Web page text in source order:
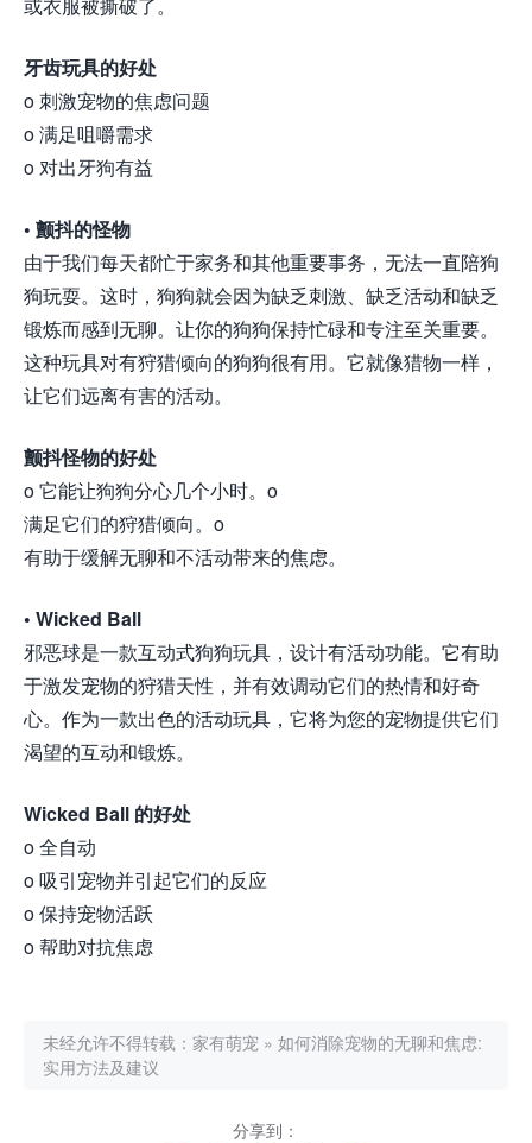
牙齿玩具的好处
o 刺激宠物的焦虑问题
o 满足咀嚼需求
o 对出牙狗有益
• 颤抖的怪物
由于我们每天都忙于家务和其他重要事务，无法一直陪狗
狗玩耍。这时，狗狗就会因为缺乏刺激、缺乏活动和缺乏
锻炼而感到无聊。让你的狗狗保持忙碌和专注至关重要。
这种玩具对有狩猎倾向的狗狗很有用。它就像猎物一样，
让它们远离有害的活动。
颤抖怪物的好处
o 它能让狗狗分心几个小时。o
满足它们的狩猎倾向。o
有助于缓解无聊和不活动带来的焦虑。
• Wicked Ball
邪恶球是一款互动式狗狗玩具，设计有活动功能。它有助
于激发宠物的狩猎天性，并有效调动它们的热情和好奇
心。作为一款出色的活动玩具，它将为您的宠物提供它们
渴望的互动和锻炼。
Wicked Ball 的好处
o 全自动
o 吸引宠物并引起它们的反应
o 保持宠物活跃
o 帮助对抗焦虑
未经允许不得转载： 家有萌宠 » 如何消除宠物的无聊和焦虑:
实用方法及建议
分享到：